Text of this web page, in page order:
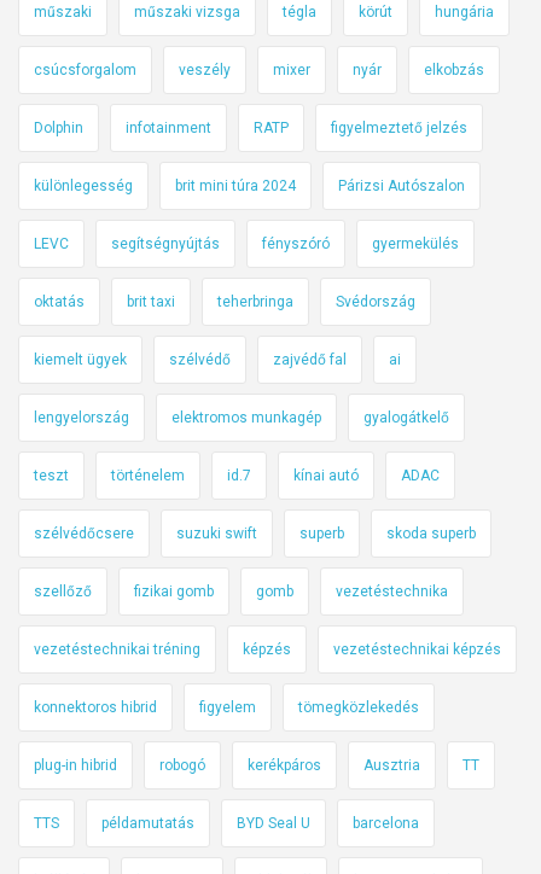
műszaki műszaki vizsga tégla körút hungária
csúcsforgalom veszély mixer nyár elkobzás
Dolphin infotainment RATP figyelmeztető jelzés
különlegesség brit mini túra 2024 Párizsi Autószalon
LEVC segítségnyújtás fényszóró gyermekülés
oktatás brit taxi teherbringa Svédország
kiemelt ügyek szélvédő zajvédő fal ai
lengyelország elektromos munkagép gyalogátkelő
teszt történelem id.7 kínai autó ADAC
szélvédőcsere suzuki swift superb skoda superb
szellőző fizikai gomb gomb vezetéstechnika
vezetéstechnikai tréning képzés vezetéstechnikai képzés
konnektoros hibrid figyelem tömegközlekedés
plug-in hibrid robogó kerékpáros Ausztria TT
TTS példamutatás BYD Seal U barcelona